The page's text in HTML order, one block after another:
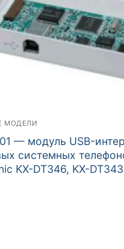
МОДЕЛИ
— модуль USB-
системных
KX-DT346, KX-DT343